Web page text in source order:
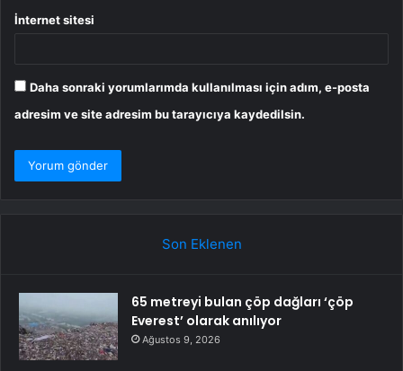
İnternet sitesi
Daha sonraki yorumlarımda kullanılması için adım, e-posta
adresim ve site adresim bu tarayıcıya kaydedilsin.
Son Eklenen
65 metreyi bulan çöp dağları ‘çöp
Everest’ olarak anılıyor
Ağustos 9, 2026